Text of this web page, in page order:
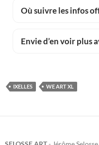
Où suivre les infos
Envie d’en voir plus
IXELLES WE ART XL